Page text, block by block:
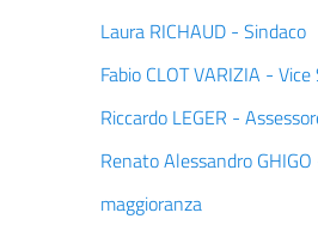
Laura RICHAUD - Sindaco
Fabio CLOT VARIZIA -
Riccardo LEGER -
Renato Alessandro
maggioranza